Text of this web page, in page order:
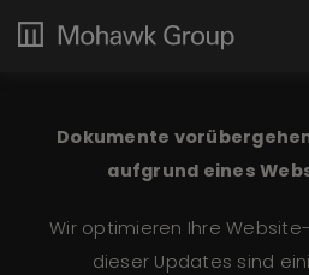
Dokumente
aufgrund eines
Wir optimieren Ihre
dieser Updates sind